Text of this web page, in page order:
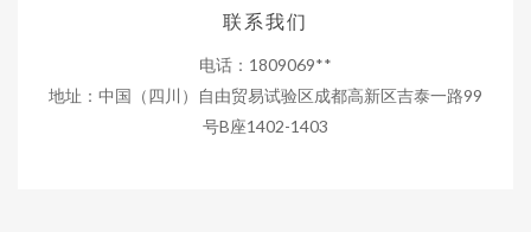
联系我们
电话：1809069**
地址：中国（四川）自由贸易试验区成都高新区吉泰一路99
号B座1402-1403